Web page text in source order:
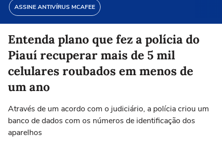
ASSINE ANTIVÍRUS MCAFEE
Entenda plano que fez a polícia do
Piauí recuperar mais de 5 mil
celulares roubados em menos de
um ano
Através de um acordo com o judiciário, a polícia criou um
banco de dados com os números de identificação dos
aparelhos